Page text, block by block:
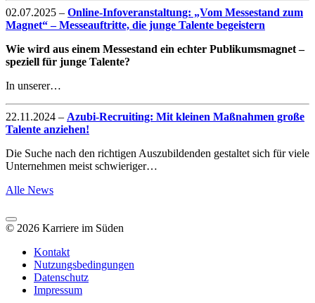
02.07.2025 – Online-Infoveranstaltung: „Vom Messestand zum
Magnet“ – Messeauftritte, die junge Talente begeistern
Wie wird aus einem Messestand ein echter Publikumsmagnet –
speziell für junge Talente?
In unserer…
22.11.2024 – Azubi-Recruiting: Mit kleinen Maßnahmen große
Talente anziehen!
Die Suche nach den richtigen Auszubildenden gestaltet sich für viele
Unternehmen meist schwieriger…
Alle News
© 2026 Karriere im Süden
Kontakt
Nutzungsbedingungen
Datenschutz
Impressum